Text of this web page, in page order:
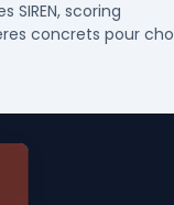
SIREN, scoring
concrets pour
B2B en PME